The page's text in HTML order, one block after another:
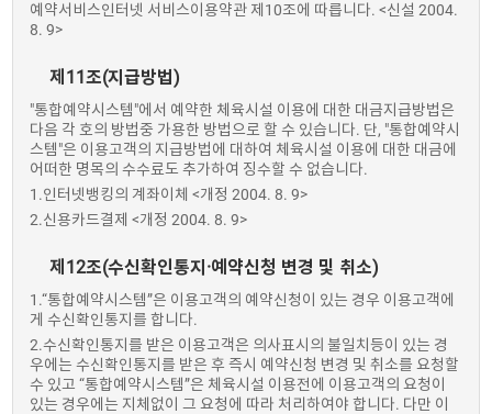
예약서비스인터넷 서비스이용약관 제10조에 따릅니다. <신설 2004.
8. 9>
제11조(지급방법)
"통합예약시스템"에서 예약한 체육시설 이용에 대한 대금지급방법은
다음 각 호의 방법중 가용한 방법으로 할 수 있습니다. 단, "통합예약시
스템"은 이용고객의 지급방법에 대하여 체육시설 이용에 대한 대금에
어떠한 명목의 수수료도 추가하여 징수할 수 없습니다.
1.인터넷뱅킹의 계좌이체 <개정 2004. 8. 9>
2.신용카드결제 <개정 2004. 8. 9>
제12조(수신확인통지·예약신청 변경 및 취소)
1.“통합예약시스템”은 이용고객의 예약신청이 있는 경우 이용고객에
게 수신확인통지를 합니다.
2.수신확인통지를 받은 이용고객은 의사표시의 불일치등이 있는 경
우에는 수신확인통지를 받은 후 즉시 예약신청 변경 및 취소를 요청할
수 있고 “통합예약시스템”은 체육시설 이용전에 이용고객의 요청이
있는 경우에는 지체없이 그 요청에 따라 처리하여야 합니다. 다만 이